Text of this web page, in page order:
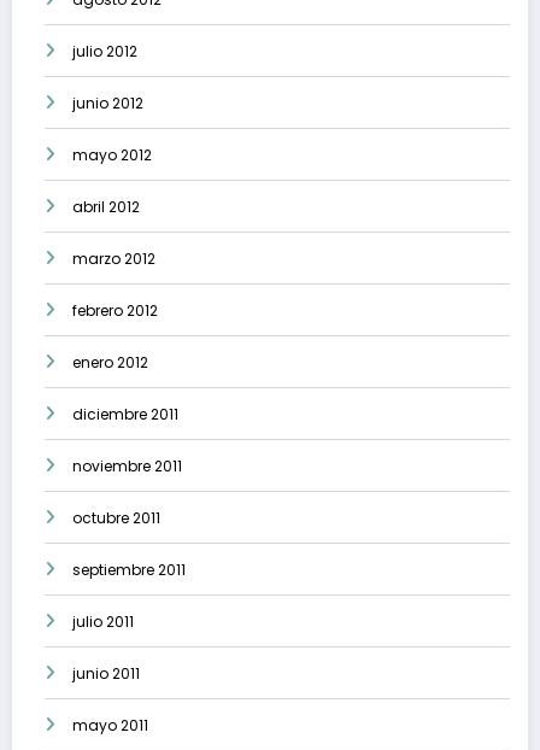
julio 2012
junio 2012
mayo 2012
abril 2012
marzo 2012
febrero 2012
enero 2012
diciembre 2011
noviembre 2011
octubre 2011
septiembre 2011
julio 2011
junio 2011
mayo 2011